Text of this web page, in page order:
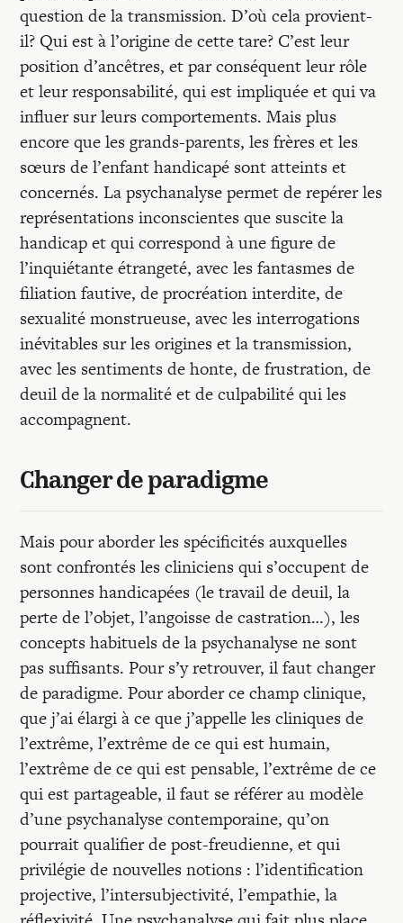
question de la transmission. D’où cela provient-
il? Qui est à l’origine de cette tare? C’est leur
position d’ancêtres, et par conséquent leur rôle
et leur responsabilité, qui est impliquée et qui va
influer sur leurs comportements. Mais plus
encore que les grands-parents, les frères et les
sœurs de l’enfant handicapé sont atteints et
concernés. La psychanalyse permet de repérer les
représentations inconscientes que suscite la
handicap et qui correspond à une figure de
l’inquiétante étrangeté, avec les fantasmes de
filiation fautive, de procréation interdite, de
sexualité monstrueuse, avec les interrogations
inévitables sur les origines et la transmission,
avec les sentiments de honte, de frustration, de
deuil de la normalité et de culpabilité qui les
accompagnent.
Changer de paradigme
Mais pour aborder les spécificités auxquelles
sont confrontés les cliniciens qui s’occupent de
personnes handicapées (le travail de deuil, la
perte de l’objet, l’angoisse de castration…), les
concepts habituels de la psychanalyse ne sont
pas suffisants. Pour s’y retrouver, il faut changer
de paradigme. Pour aborder ce champ clinique,
que j’ai élargi à ce que j’appelle les cliniques de
l’extrême, l’extrême de ce qui est humain,
l’extrême de ce qui est pensable, l’extrême de ce
qui est partageable, il faut se référer au modèle
d’une psychanalyse contemporaine, qu’on
pourrait qualifier de post-freudienne, et qui
privilégie de nouvelles notions : l’identification
projective, l’intersubjectivité, l’empathie, la